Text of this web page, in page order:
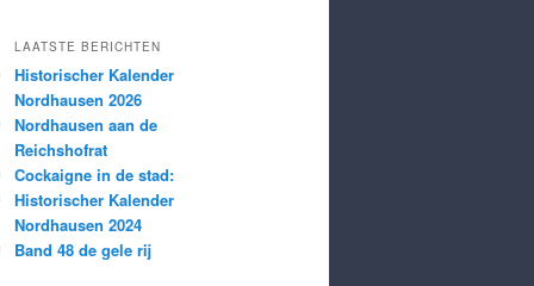
LAATSTE BERICHTEN
Historischer Kalender
Nordhausen 2026
Nordhausen aan de
Reichshofrat
Cockaigne in de stad:
Historischer Kalender
Nordhausen 2024
Band 48 de gele rij